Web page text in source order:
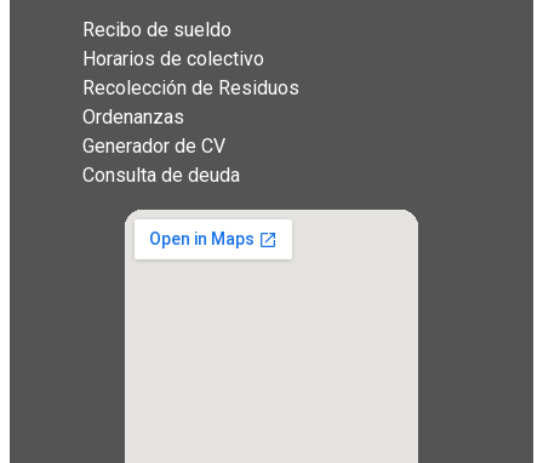
Recibo de sueldo
Horarios de colectivo
Recolección de Residuos
Ordenanzas
Generador de CV
Consulta de deuda